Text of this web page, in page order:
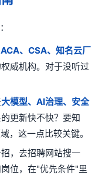
、CSA、知名云厂
威机构。对于没听过
大模型、AI治理、安全
更新快不快？要知
，这一点比较关键。
，去招聘网站搜一
位，在"优先条件"里